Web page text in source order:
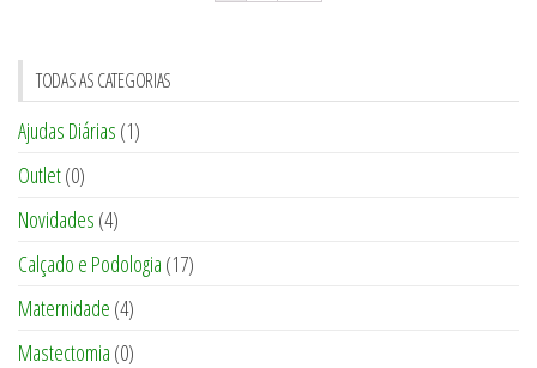
TODAS AS CATEGORIAS
Ajudas Diárias (1)
Outlet(0)
Novidades (4)
Calçado e Podologia (17)
Maternidade (4)
Mastectomia (0)